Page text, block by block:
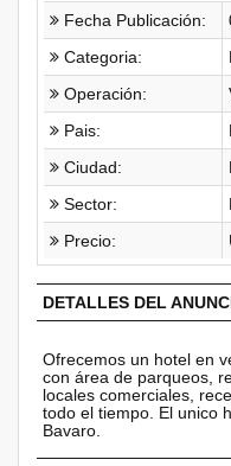
Fecha Publicación:
Categoria:
Operación:
Pais:
Ciudad:
Sector:
Precio:
DETALLES DEL
Ofrecemos un hotel en
con área de parqueos,
locales comerciales,
todo el tiempo. El unico
Bavaro.